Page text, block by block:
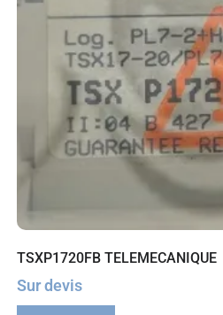
TSXP1720FB TELEMECANIQUE
Sur devis